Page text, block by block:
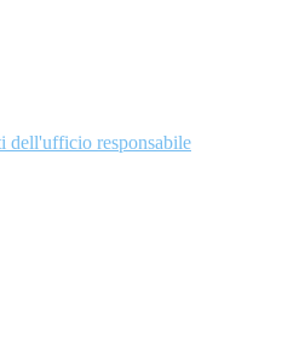
dell'ufficio responsabile